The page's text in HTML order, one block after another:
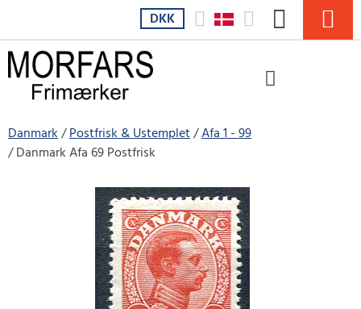
DKK
Danmark Postfrisk & Ustemplet Afa 1 - 99
Danmark Afa 69 Postfrisk